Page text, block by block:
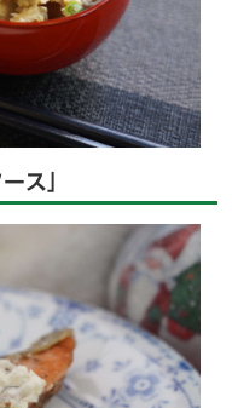
ス」